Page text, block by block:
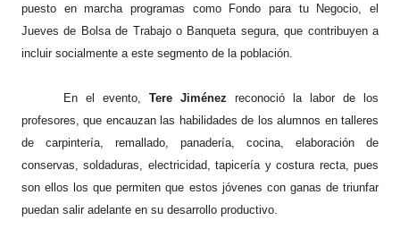
puesto en marcha programas como Fondo para tu Negocio, el
Jueves de Bolsa de Trabajo o Banqueta segura, que contribuyen a
incluir socialmente a este segmento de la población.
En el evento, Tere Jiménezreconoció la labor de los
profesores, que encauzan las habilidades de los alumnos en talleres
de carpintería, remallado, panadería, cocina, elaboración de
conservas, soldaduras, electricidad, tapicería y costura recta, pues
son ellos los que permiten que estos jóvenes con ganas de triunfar
puedan salir adelante en su desarrollo productivo.